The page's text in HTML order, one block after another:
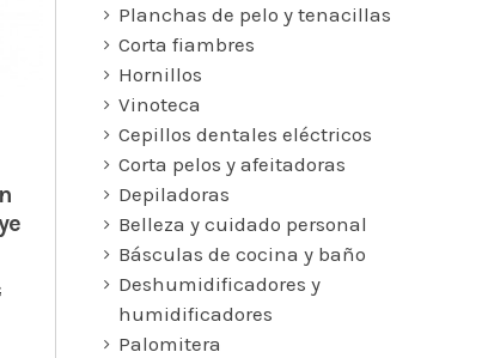
Planchas de pelo y tenacillas
Corta fiambres
Hornillos
Vinoteca
Cepillos dentales eléctricos
Corta pelos y afeitadoras
Depiladoras
Belleza y cuidado personal
Básculas de cocina y baño
Deshumidificadores y
humidificadores
Palomitera